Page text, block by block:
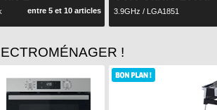
entre 5 et 10 articles 3.9GHz / LGA1851
!